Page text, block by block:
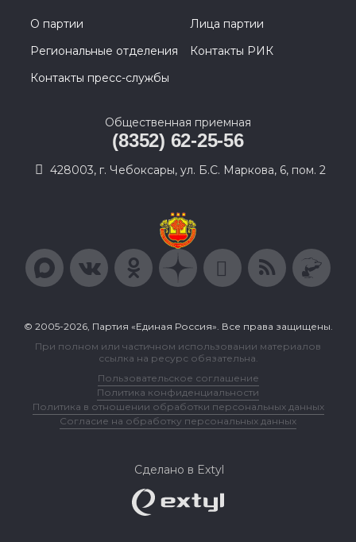
О партии
Лица партии
Региональные отделения
Контакты РИК
Контакты пресс-службы
Общественная приемная
(8352) 62-25-56
428003, г. Чебоксары, ул. Б.С. Маркова, 6, пом. 2
© 2005-2026, Партия «Единая Россия». Все права защищены.
При полном или частичном использовании материалов
ссылка на ресурс обязательна.
Пользовательское соглашение
Политика конфиденциальности
Политика в отношении обработки персональных данных
Согласие на обработку персональных данных
Сделано в Extyl